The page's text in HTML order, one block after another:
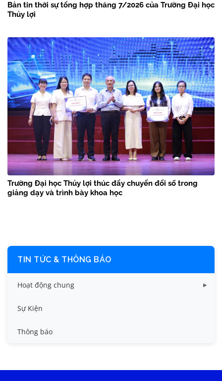
Bản tin thời sự tổng hợp tháng 7/2026 của Trường Đại học
Thủy lợi
Trường Đại học Thủy lợi thúc đẩy chuyển đổi số trong
giảng dạy và trình bày khoa học
TIN TỨC & THÔNG BÁO
Hoạt động chung
Tin công tác sinh viên
Tin đào tạo
Tin tức chung
Sự Kiện
Thông báo